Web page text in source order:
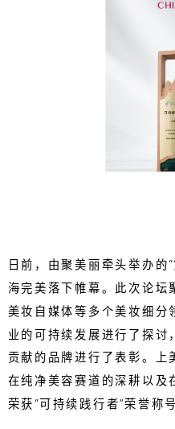
日前，由聚美丽牵头举办的
海完美落下帷幕。此次论坛
美妆自媒体等多个美妆细分
业的可持续发展进行了探讨
贡献的品牌进行了表彰。上
在纯净美容赛道的深耕以及
荣获“可持续践行者”荣誉称号